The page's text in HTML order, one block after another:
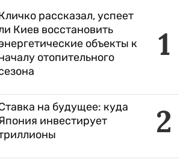
1
рассказал, успеет
Киев восстановить
объекты к
отопительного
2
на будущее: куда
инвестирует